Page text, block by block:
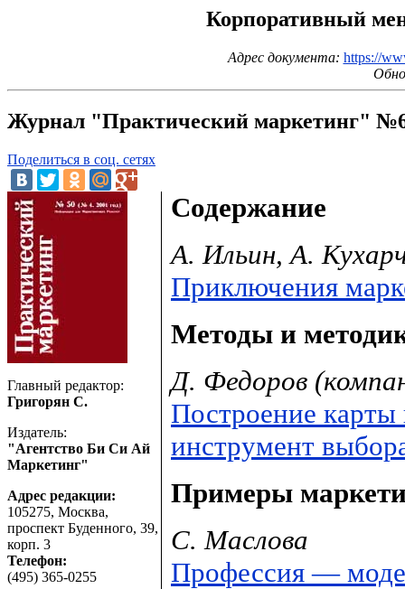
Корпоративный
Адрес документа: https://
Журнал "Практический маркетинг"
Поделиться в соц. сетях
Главный редактор:
Григорян С.
Издатель:
"Агентство Би Си Ай
Маркетинг"
Адрес редакции:
105275, Москва,
проспект Буденного, 39,
корп. 3
Телефон:
(495) 365-0255
Содержание
А. Ильин, А.
Приключения
Методы и
Д. Федоров
Построение
инструмент
Примеры
С. Маслова
Профессия —